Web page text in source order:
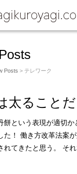
Posts > テレワーク
太ることだ
餅という表現が適切
た！ 働き方改革法案
れてきたと思う。 そ